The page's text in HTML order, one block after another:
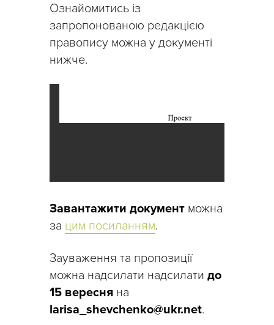
Ознайомитись із
запропонованою редакцією
правопису можна у документі
нижче.
Завантажити документ можна
за цим посиланням.
Зауваження та пропозиції
можна надсилати надсилати до
15 вересня на
larisa_shevchenko@ukr.net.